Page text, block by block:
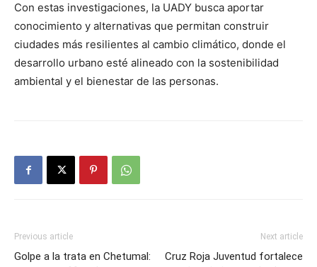
Con estas investigaciones, la UADY busca aportar
conocimiento y alternativas que permitan construir
ciudades más resilientes al cambio climático, donde el
desarrollo urbano esté alineado con la sostenibilidad
ambiental y el bienestar de las personas.
Previous article
Golpe a la trata en Chetumal:
Next article
Cruz Roja Juventud fortalece